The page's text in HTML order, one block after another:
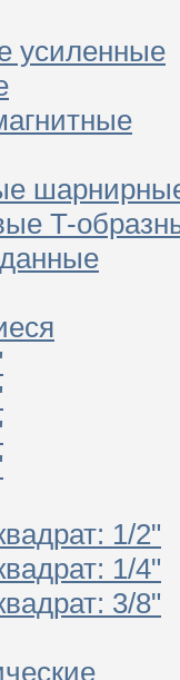
усиленные
T-
1/2"
1/4"
3/8"